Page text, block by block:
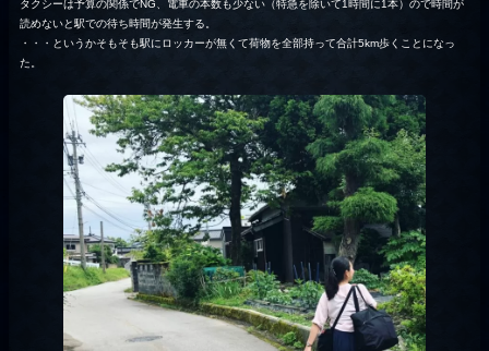
タクシーは予算の関係でNG、電車の本数も少ない（特急を除いて1時間に1本）ので時間が
読めないと駅での待ち時間が発生する。
・・・というかそもそも駅にロッカーが無くて荷物を全部持って合計5km歩くことになっ
た。